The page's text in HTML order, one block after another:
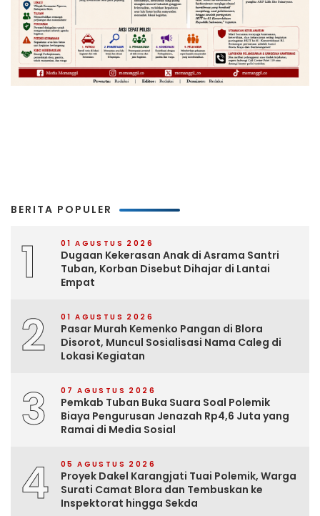
BERITA POPULER
1 01 AGUSTUS 2026
Dugaan Kekerasan Anak di Asrama Santri
Tuban, Korban Disebut Dihajar di Lantai
Empat
2 01 AGUSTUS 2026
Pasar Murah Kemenko Pangan di Blora
Disorot, Muncul Sosialisasi Nama Caleg di
Lokasi Kegiatan
3 07 AGUSTUS 2026
Pemkab Tuban Buka Suara Soal Polemik
Biaya Pengurusan Jenazah Rp4,6 Juta yang
Ramai di Media Sosial
4 05 AGUSTUS 2026
Proyek Dakel Karangjati Tuai Polemik, Warga
Surati Camat Blora dan Tembuskan ke
Inspektorat hingga Sekda